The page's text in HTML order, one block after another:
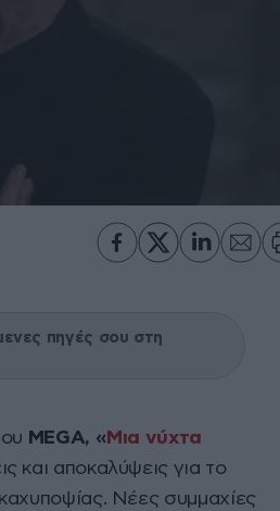
πηγές σου στη
MEGA, « Μια νύχτα
και αποκαλύψεις για το
Νέες συμμαχίες